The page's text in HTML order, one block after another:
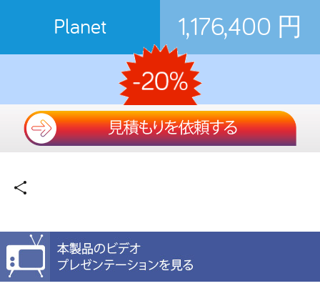
Planet 1,176,400 円